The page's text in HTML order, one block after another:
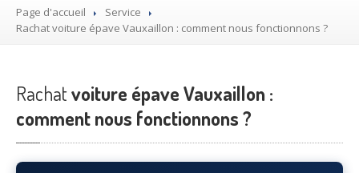
Démolisseuragrée VHU gratuit
Recyclage voiture usagée gratuit
Page d'accueil
Service
Rachatvoiture épave Vauxaillon : comment nous fonctionnons ?
Rachatvoiture épave Vauxaillon :
comment nous fonctionnons ?